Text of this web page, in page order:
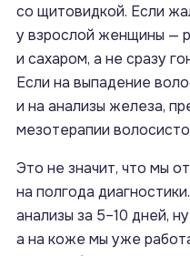
со щитовидкой. Если
у взрослой женщины —
и сахаром, а не сразу
Если на выпадение
и на анализы железа,
мезотерапии
Это не значит, что мы
на полгода
анализы за 5–10 дней,
а на коже мы уже